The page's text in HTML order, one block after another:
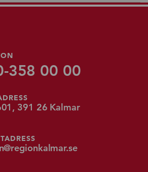
358 00 00
391 26 Kalmar